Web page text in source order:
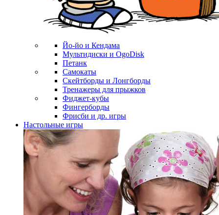
Йо-йо и Кендама
Мультидиски и OgoDisk
Петанк
Самокаты
Скейтборды и Лонгборды
Тренажеры для прыжков
Фиджет-кубы
Фингерборды
Фрисби и др. игры
Настольные игры